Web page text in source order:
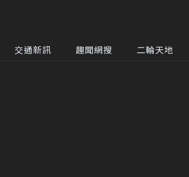
交通新訊 趣聞網搜 二輪天地